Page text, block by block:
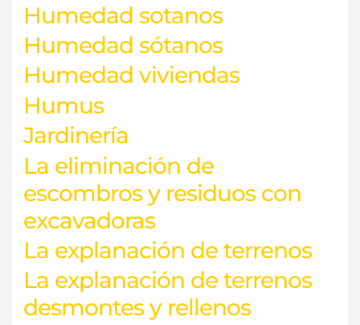
Humedad sotanos
Humedad sótanos
Humedad viviendas
Humus
Jardinería
La eliminación de
escombros y residuos con
excavadoras
La explanación de terrenos
La explanación de terrenos
desmontes y rellenos